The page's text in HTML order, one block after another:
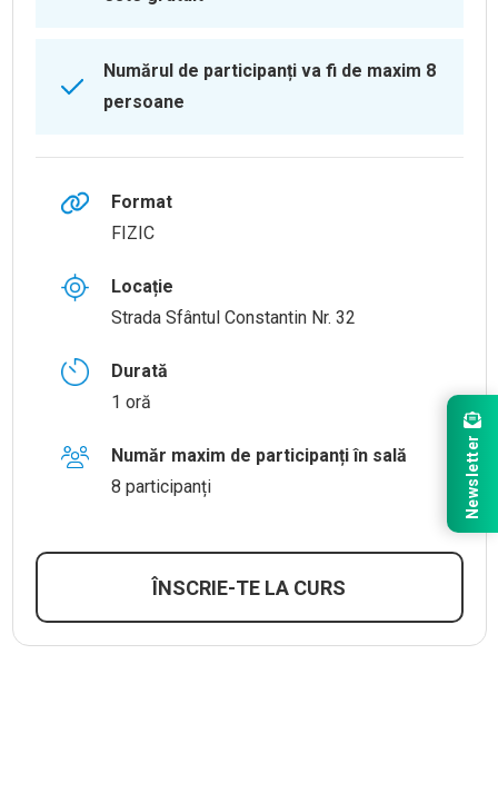
Numărul de participanți va fi de maxim 8
persoane
Format
FIZIC
Locație
Strada Sfântul Constantin Nr. 32
Durată
1 oră
Număr maxim de participanți în sală
8 participanți
ÎNSCRIE-TE LA CURS
Newsletter